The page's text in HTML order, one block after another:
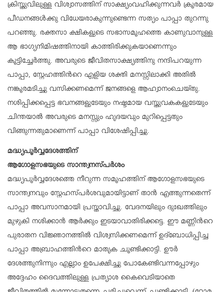
ക്രിസ്തുവിലുള്ള വിശ്വാസത്തിന് സാക്ഷ്യംവഹിക്കുന്നവർ ക്രൂരമായ
പീഡനങ്ങൾക്കു വിധേയരാകുന്നുണ്ടെന്ന സത്യം പാപ്പാ തുറന്നു
പറഞ്ഞു. രക്തസാ ക്ഷികളുടെ സഭാസമൂഹത്തെ കാണുവാനുള്ള
ആ ഭാഗ്യനിമിഷത്തിനായി കാത്തിരിക്കുകയാണെന്നും
കൂട്ടിച്ചേർത്തു. അവരുടെ ജീവിതസാക്ഷ്യത്തിനു നന്ദിപറയുന്ന
പാപ്പാ, സ്നേഹത്തിന്‍റെ എളിയ ശക്തി മനസ്സിലാക്കി അതിൽ
നങ്കൂരമടിച്ചു വസിക്കണമെന്ന് ജനങ്ങളെ ആഹ്വാനംചെയ്തു.
നശിപ്പിക്കപ്പെട്ട ഭവനങ്ങളുടേയും നഷ്ടമായ വസ്തുവകകളുടേയും
ചിന്തയാൽ അവരുടെ മനസ്സും ഹൃദയവും മുറിപ്പെട്ടതും
വിങ്ങുന്നതുമാണെന്ന് പാപ്പാ വിശേഷിപ്പിച്ചു.
മദ്ധ്യപൂർവ്വദേശത്തിന്
ആഗോളസഭയുടെ സാന്ത്വനസ്പർശം
മദ്ധ്യപൂർവ്വദേശത്തെ നീറുന്ന സമൂഹത്തിന് ആഗോളസഭയുടെ
സാന്ത്വനവും സ്നേഹസ്പർശവുമായിട്ടാണ് താൻ എത്തുന്നതെന്ന്
പാപ്പാ അവസാനമായി പ്രസ്താവിച്ചു. വേദനയിലും ദുഃഖത്തിലും
മുഴുകി നശിക്കാൻ ആർക്കും ഇടയാവാതിരിക്കട്ടെ. ഈ മണ്ണിന്‍റെ
പുരാതന വിജ്ഞാനത്തിൽ വിശ്വസിക്കണമെന്ന് ഉദ്ബോധിപ്പിച്ച
പാപ്പാ അബ്രാഹത്തിന്‍റെ മാതൃക ചൂണ്ടിക്കാട്ടി. ഊർ
ദേശത്തുനിന്നും എല്ലാം ഉപേക്ഷിച്ചു പോകേണ്ടിവന്നപ്പോഴും
അദ്ദേഹം ദൈവത്തിലുള്ള പ്രത്യാശ കൈവെടിയാതെ